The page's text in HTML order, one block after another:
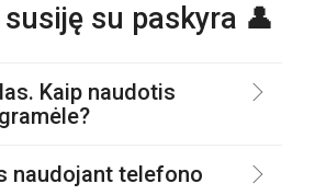
su paskyra 👤
Kaip naudotis
naudojant telefono